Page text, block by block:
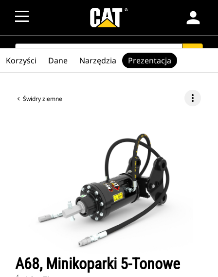
person
SEARCH
Świdry ziemne more_vert
A68, Minikoparki 5-Tonowe
Korzyści Dane Narzędzia Prezentacja